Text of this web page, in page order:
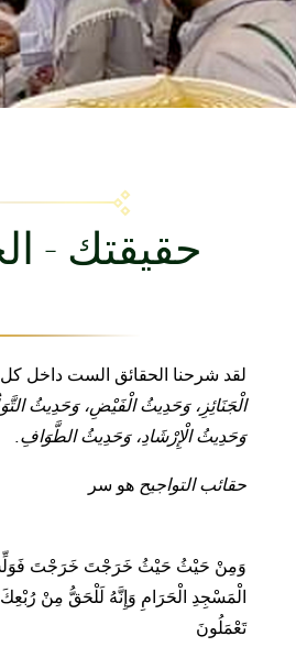
حقيقتك -
لقد شرحنا الحقائق الست داخل
الْجَنَائِزِ، وَحَدِيثُ الْفَيْضِ، وَحَدِيثُ
وَحَدِيثُ الْإِرْشَادِ، وَحَدِيثُ الطَّوَافِ.
حقائب التواجيح هو سر
وَمِنْ حَيْثُ حَيْثُ خَرَجْتَ خَرَجْتَ
الْمَسْجِدِ الْحَرَامِ وَإِنَّهُ لَلْحَقُّ مِنْ رُبْعِكَ
تَعْمَلُونَ